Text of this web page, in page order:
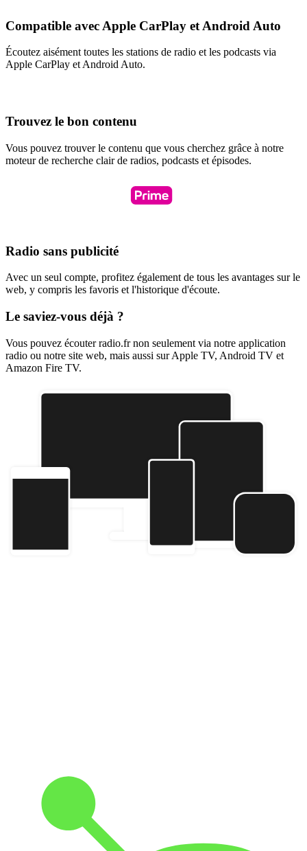
Compatible avec Apple CarPlay et Android Auto
Écoutez aisément toutes les stations de radio et les podcasts via
Apple CarPlay et Android Auto.
Trouvez le bon contenu
Vous pouvez trouver le contenu que vous cherchez grâce à notre
moteur de recherche clair de radios, podcasts et épisodes.
Radio sans publicité
Avec un seul compte, profitez également de tous les avantages sur le
web, y compris les favoris et l'historique d'écoute.
Le saviez-vous déjà ?
Vous pouvez écouter radio.fr non seulement via notre application
radio ou notre site web, mais aussi sur Apple TV, Android TV et
Amazon Fire TV.